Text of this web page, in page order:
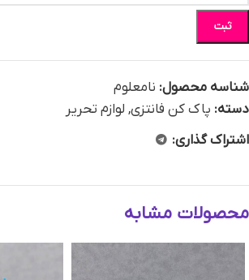
ثبت
شناسه محصول: نامعلوم
دسته: پاک کن فانتزی, لوازم تحریر
اشتراک گذاری:
محصولات مشابه